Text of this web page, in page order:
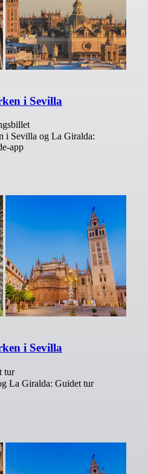
i Sevilla
i Sevilla og La Giralda:
app
i Sevilla
tur
La Giralda: Guidet tur